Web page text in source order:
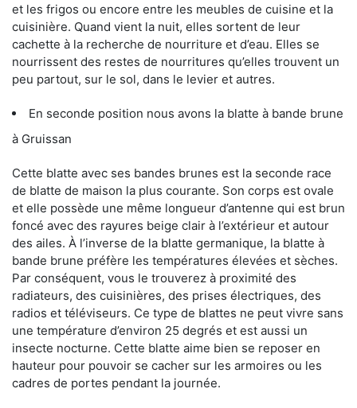
et les frigos ou encore entre les meubles de cuisine et la
cuisinière. Quand vient la nuit, elles sortent de leur
cachette à la recherche de nourriture et d’eau. Elles se
nourrissent des restes de nourritures qu’elles trouvent un
peu partout, sur le sol, dans le levier et autres.
En seconde position nous avons la blatte à bande brune
à Gruissan
Cette blatte avec ses bandes brunes est la seconde race
de blatte de maison la plus courante. Son corps est ovale
et elle possède une même longueur d’antenne qui est brun
foncé avec des rayures beige clair à l’extérieur et autour
des ailes. À l’inverse de la blatte germanique, la blatte à
bande brune préfère les températures élevées et sèches.
Par conséquent, vous le trouverez à proximité des
radiateurs, des cuisinières, des prises électriques, des
radios et téléviseurs. Ce type de blattes ne peut vivre sans
une température d’environ 25 degrés et est aussi un
insecte nocturne. Cette blatte aime bien se reposer en
hauteur pour pouvoir se cacher sur les armoires ou les
cadres de portes pendant la journée.